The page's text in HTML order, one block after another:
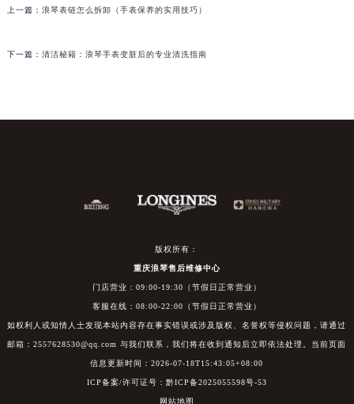
上一篇： 浪琴表链怎么拆卸（手表保养的实用技巧）
下一篇： 清洁秘籍：浪琴手表变脏后的专业清洗指南
版权所有：
重庆浪琴售后维修中心
门店营业：09:00-19:30（节假日正常营业）
客服在线：08:00-22:00（节假日正常营业）
如权利人或知情人士发现本站内容存在事实错误或涉及版权、名誉权等侵权问题，请通过
邮箱：2557628530@qq.com 与我们联系，我们将在收到通知后立即依法处理。当前页面
信息更新时间：2026-07-18T15:43:05+08:00
ICP备案/许可证号：黔ICP备2025055598号-53
网站地图